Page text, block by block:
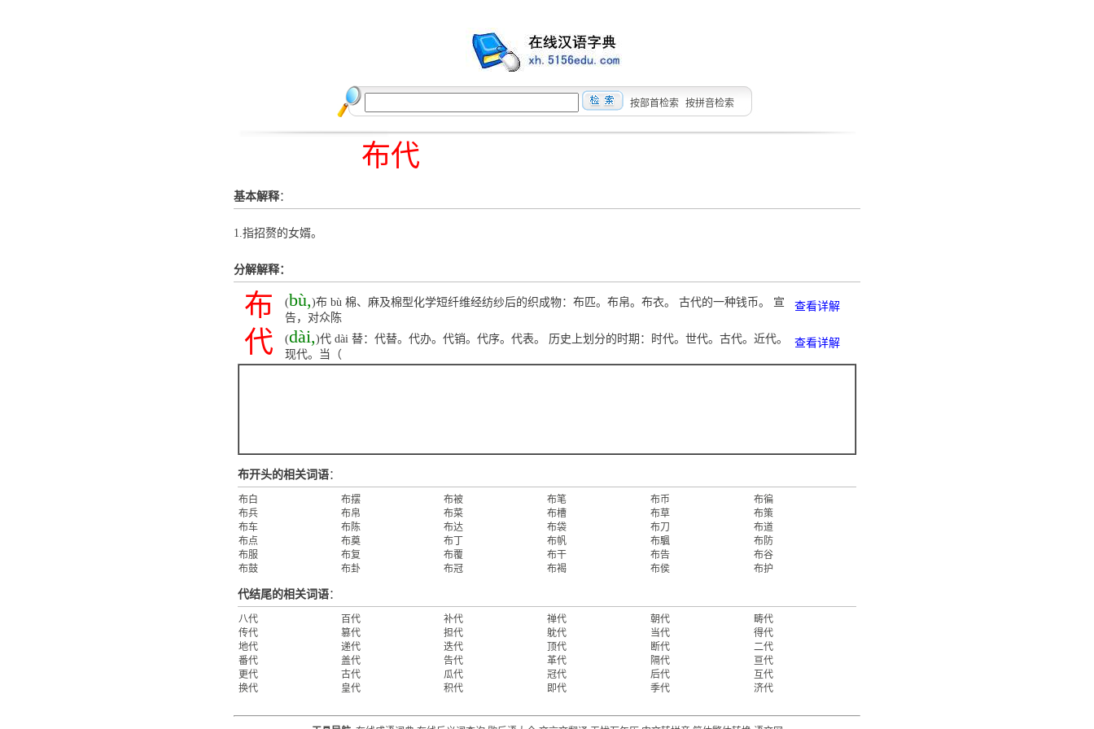
按部首检索 按拼音检索
布代
基本解释：
1.指招赘的女婿。
分解解释：
布 (bù,)布 bù 棉、麻及棉型化学短纤维经纺纱后的织成物：布匹。布帛。布衣。 古代的一种钱币。 宣
告，对众陈
查看详解
代 (dài,)代 dài 替：代替。代办。代销。代序。代表。 历史上划分的时期：时代。世代。古代。近代。
现代。当（
查看详解
布开头的相关词语：
布白 布摆 布被 布笔 布币
布徧
布兵
布帛 布菜 布槽 布草
布策
布车
布陈 布达 布袋 布刀
布道
布点
布奠 布丁 布帆 布颿
布防
布服
布复 布覆 布干 布告
布谷
布鼓
布卦 布冠 布褐 布侯 布护
代结尾的相关词语：
八代 百代 补代 禅代 朝代
畴代
传代
篡代 担代 躭代 当代
得代
地代
递代 迭代 顶代 断代
二代
番代
盖代 告代 革代 隔代
亘代
更代
古代 瓜代 冠代 后代
互代
换代
皇代 积代 即代 季代 济代